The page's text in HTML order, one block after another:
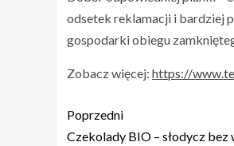
odsetek reklamacji i bardziej
gospodarki obiegu
Zobacz więcej: https://
Poprzedni
Czekolady BIO – słodycz bez